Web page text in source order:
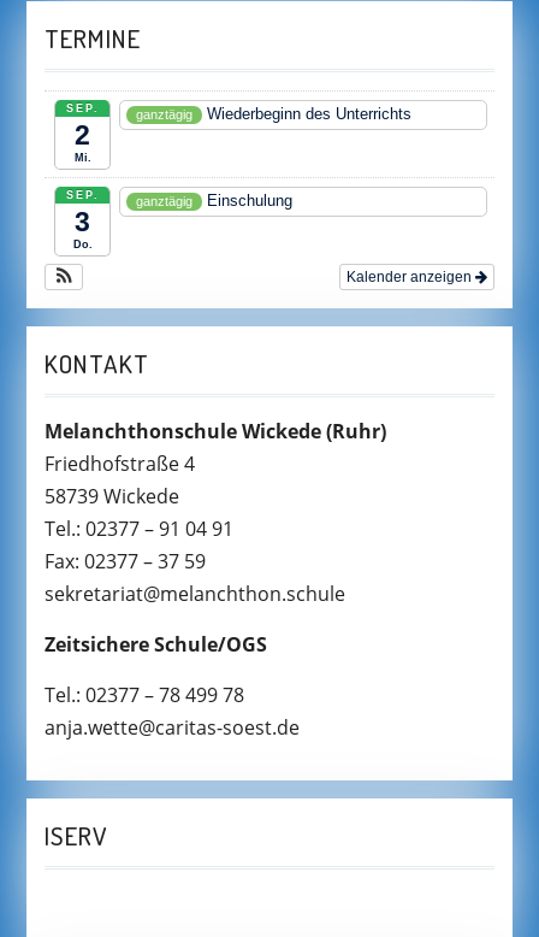
TERMINE
SEP.
2
Mi.
ganztägig Wiederbeginn des Unterrichts
SEP.
3
Do.
ganztägig Einschulung
Kalender anzeigen
KONTAKT
Melanchthonschule Wickede(Ruhr)
Friedhofstraße 4
58739 Wickede
Tel.: 02377 – 91 04 91
Fax: 02377 – 37 59
sekretariat@melanchthon.schule
Zeitsichere Schule/OGS
Tel.: 02377 – 78 499 78
anja.wette@caritas-soest.de
ISERV